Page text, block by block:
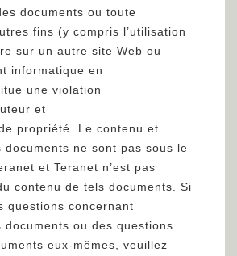
documents ou toute
fins (y compris l’utilisation
sur un autre site Web ou
informatique en
une violation
et
propriété. Le contenu et
documents ne sont pas sous le
et Teranet n’est pas
contenu de tels documents. Si
questions concernant
documents ou des questions
eux-mêmes, veuillez